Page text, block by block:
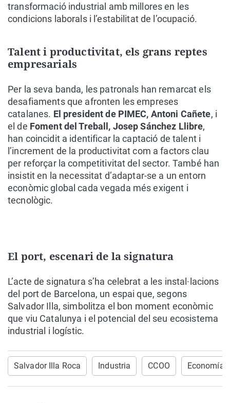
transformació industrial amb millores en les
condicions laborals i l’estabilitat de l’ocupació.
Talent i productivitat, els grans reptes
empresarials
Per la seva banda, les patronals han remarcat els
desafiaments que afronten les empreses
catalanes. El president de PIMEC, Antoni Cañete, i
el de Foment del Treball, Josep Sánchez Llibre,
han coincidit a identificar la captació de talent i
l’increment de la productivitat com a factors clau
per reforçar la competitivitat del sector. També han
insistit en la necessitat d’adaptar-se a un entorn
econòmic global cada vegada més exigent i
tecnològic.
El port, escenari de la signatura
L’acte de signatura s’ha celebrat a les instal·lacions
del port de Barcelona, un espai que, segons
Salvador Illa, simbolitza el bon moment econòmic
que viu Catalunya i el potencial del seu ecosistema
industrial i logístic.
Salvador Illa Roca Industria CCOO Economía